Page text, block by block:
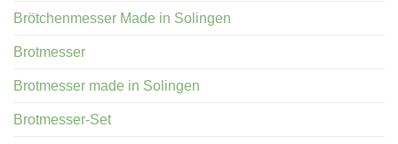
Brötchenmesser Made in Solingen
Brotmesser
Brotmesser made in Solingen
Brotmesser-Set